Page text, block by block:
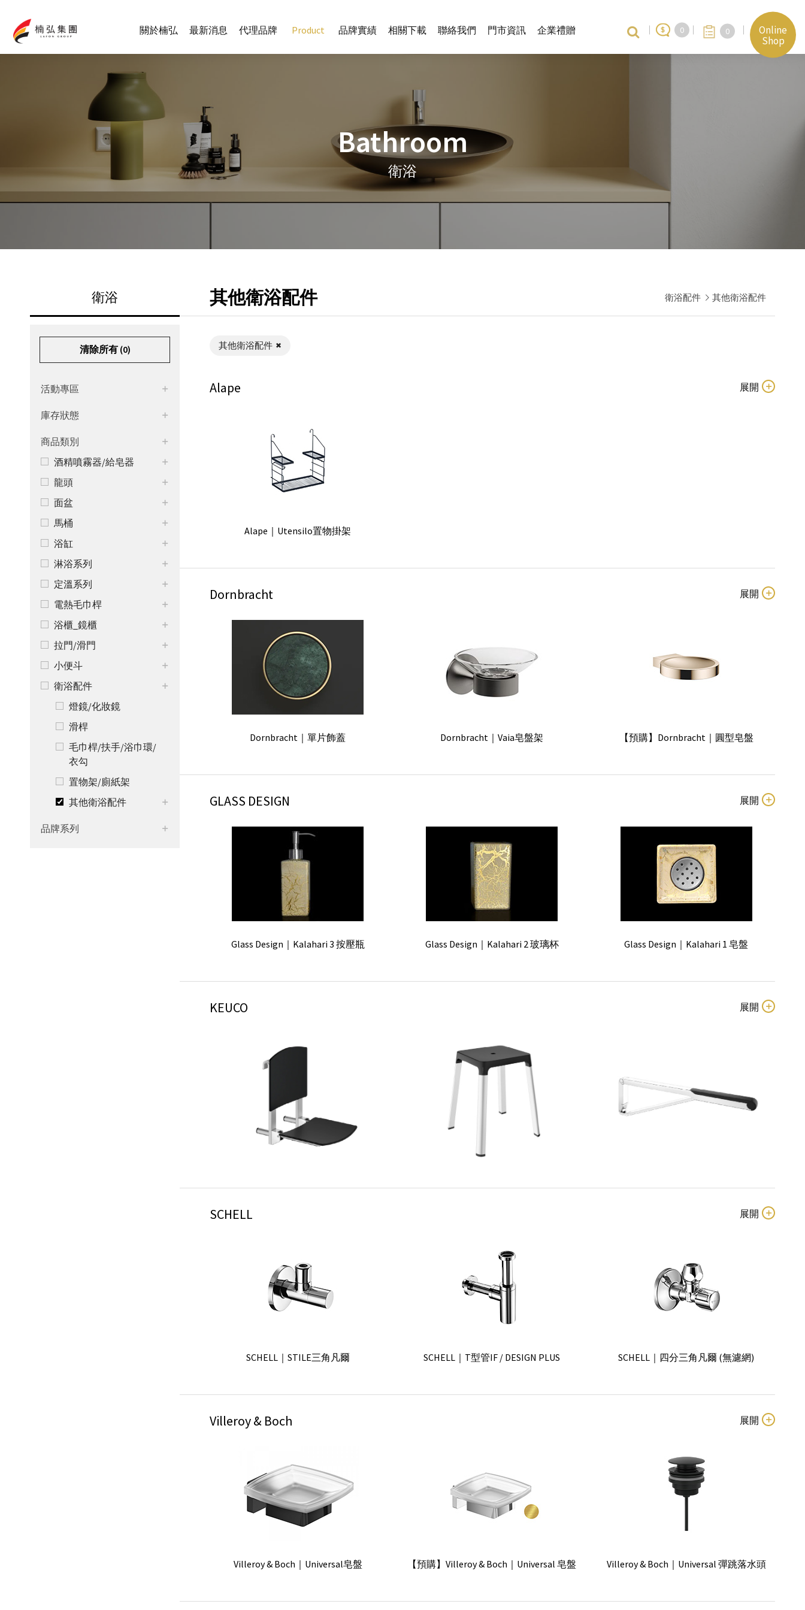
關於楠弘 最新消息 代理品牌 Product 品牌實績 相關下載 聯絡我們 門市資訊 企業禮贈 0 0
Online
Shop
Bathroom
衛浴
衛浴
清除所有 (0)
活動專區
庫存狀態
商品類別
酒精噴霧器/給皂器
龍頭
面盆
馬桶
浴缸
淋浴系列
定溫系列
電熱毛巾桿
浴櫃_鏡櫃
拉門/滑門
小便斗
衛浴配件
燈鏡/化妝鏡
滑桿
毛巾桿/扶手/浴巾環/
衣勾
置物架/廁紙架
其他衛浴配件
品牌系列
其他衛浴配件 衛浴配件 其他衛浴配件
其他衛浴配件
Alape
Alape｜Utensilo置物掛架
Dornbracht
Dornbracht｜單片飾蓋 Dornbracht｜Vaia皂盤架 【預購】Dornbracht｜圓型皂盤
Dornbracht｜Vaia漱口杯架 Dornbracht｜Vaia 馬桶刷組
GLASS DESIGN
Glass Design｜Kalahari 3 按壓瓶 Glass Design｜Kalahari 2 玻璃杯 Glass Design｜Kalahari 1 皂盤
Glass Design｜Valentino 4 按壓瓶 Glass Design｜Valentino 2 擴香杯
Glass Design｜Colori Lux 2 按壓瓶 Glass Design｜Colori Lux 1 玻璃杯
KEUCO
KEUCO｜Plan Care WC用安全扶手
KEUCO｜SOLO 馬桶刷組 KEUCO｜Plan皂盤組
SCHELL
SCHELL｜STILE三角凡爾 SCHELL｜T型管IF / DESIGN PLUS SCHELL｜四分三角凡爾 (無濾網)
SCHELL｜三分三角凡爾 (有濾網) SCHELL｜四分三角凡爾 (有濾網) SCHELL｜三分三角凡爾 (有濾網)
Villeroy & Boch
Villeroy & Boch｜Universal皂盤 【預購】Villeroy & Boch｜Universal 皂盤 Villeroy & Boch｜Universal 彈跳落水頭